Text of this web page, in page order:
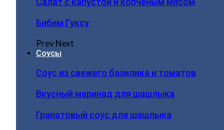
Бибим Гуксу
PrevNext
Соусы
Соус из свежего базилика и томатов
Вкусный маринад для шашлыка
Гранатовый соус для шашлыка